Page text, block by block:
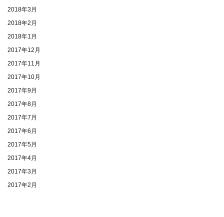
2018年3月
2018年2月
2018年1月
2017年12月
2017年11月
2017年10月
2017年9月
2017年8月
2017年7月
2017年6月
2017年5月
2017年4月
2017年3月
2017年2月